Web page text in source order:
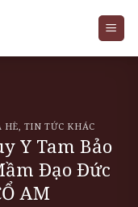
HÈ TIN TỨC KHÁC
Y Tam Bảo
Đạo Đức
AM